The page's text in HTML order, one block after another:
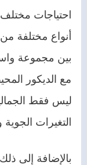
احتياجات
أنواع مختلفة
بين مجموعة
مع الديكور
ليس فقط
التغيرات
بالإضافة إلى